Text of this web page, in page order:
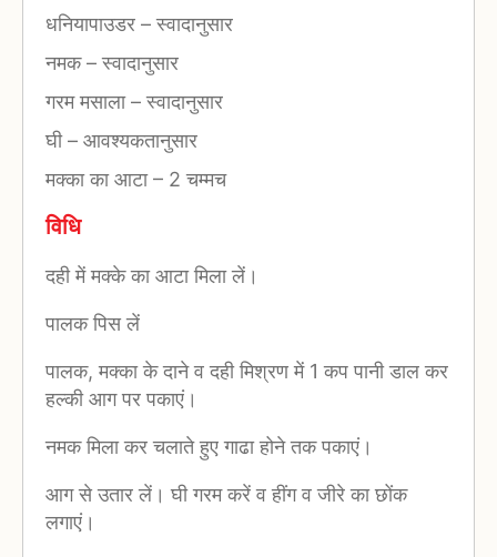
धनियापाउडर –स्वादानुसार
नमक–स्वादानुसार
गरम मसाला–स्वादानुसार
घी– आवश्यकतानुसार
मक्का का आटा– 2 चम्मच
विधि
दही में मक्के का आटा मिला लें।
पालक पिस लें
पालक, मक्का के दाने व दही मिश्रण में 1 कप पानी डाल कर
हल्की आग पर पकाएं।
नमक मिला कर चलाते हुए गाढा होने तक पकाएं।
आग से उतार लें। घी गरम करें व हींग व जीरे का छोंक
लगाएं।